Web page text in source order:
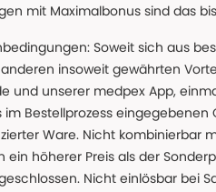
mit Maximalbonus sind das
Soweit sich aus
insoweit gewährten
und unserer medpex App,
im Bestellprozess
Ware. Nicht kombinierbar
höherer Preis als der
Nicht einlösbar bei